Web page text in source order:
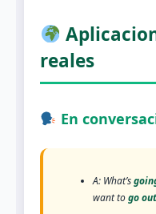
reales
En
A: What’s
want togo out